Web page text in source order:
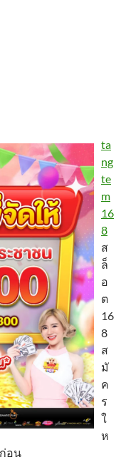
ta
ng
te
m
16
8
ส
ล็
อ
ต
16
8
ส
มั
ค
ร
ใ
ห
อน